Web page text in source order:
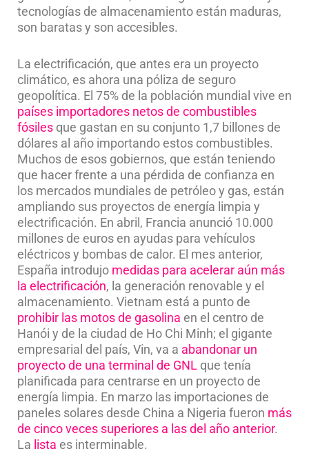
tecnologías de almacenamiento están maduras,
son baratas y son accesibles.
La electrificación, que antes era un proyecto
climático, es ahora una póliza de seguro
geopolítica. El 75% de la población mundial vive en
países importadores netos de combustibles
fósiles que gastan en su conjunto 1,7 billones de
dólares al año importando estos combustibles.
Muchos de esos gobiernos, que están teniendo
que hacer frente a una pérdida de confianza en
los mercados mundiales de petróleo y gas, están
ampliando sus proyectos de energía limpia y
electrificación. En abril, Francia anunció 10.000
millones de euros en ayudas para vehículos
eléctricos y bombas de calor. El mes anterior,
España introdujo medidas para acelerar aún más
la electrificación, la generación renovable y el
almacenamiento. Vietnam está a punto de
prohibir las motos de gasolina en el centro de
Hanói y de la ciudad de Ho Chi Minh; el gigante
empresarial del país, Vin, va a abandonar un
proyecto de una terminal de GNL que tenía
planificada para centrarse en un proyecto de
energía limpia. En marzo las importaciones de
paneles solares desde China a Nigeria fueron más
de cinco veces superiores a las del año anterior.
La lista es interminable.